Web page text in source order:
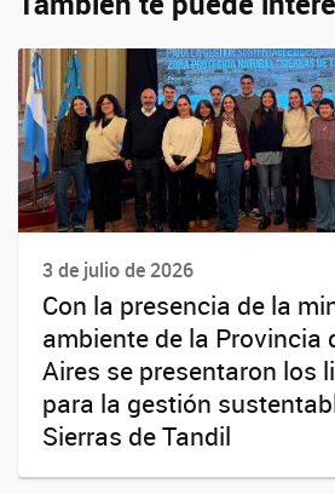
3 de julio de 2026
Con la presencia de la
ambiente de la Provincia
Aires se presentaron los
para la gestión
Sierras de Tandil